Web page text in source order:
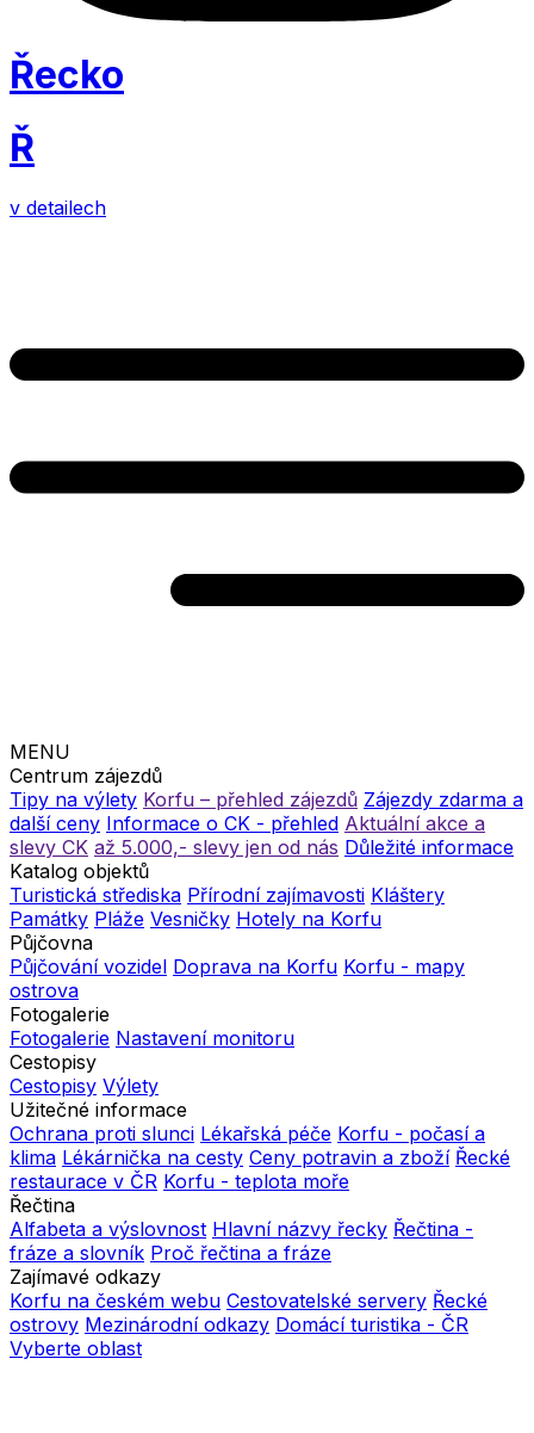
Řecko
Ř
v detailech
MENU
Centrum zájezdů
Tipy na výlety Korfu – přehled zájezdů Zájezdy zdarma a
další ceny Informace o CK - přehled Aktuální akce a
slevy CK až 5.000,- slevy jen od nás Důležité informace
Katalog objektů
Turistická střediska Přírodní zajímavosti Kláštery
Památky Pláže Vesničky Hotely na Korfu
Půjčovna
Půjčování vozidel Doprava na Korfu Korfu - mapy
ostrova
Fotogalerie
Fotogalerie Nastavení monitoru
Cestopisy
Cestopisy Výlety
Užitečné informace
Ochrana proti slunci Lékařská péče Korfu - počasí a
klima Lékárnička na cesty Ceny potravin a zboží Řecké
restaurace v ČR Korfu - teplota moře
Řečtina
Alfabeta a výslovnost Hlavní názvy řecky Řečtina -
fráze a slovník Proč řečtina a fráze
Zajímavé odkazy
Korfu na českém webu Cestovatelské servery Řecké
ostrovy Mezinárodní odkazy Domácí turistika - ČR
Vyberte oblast